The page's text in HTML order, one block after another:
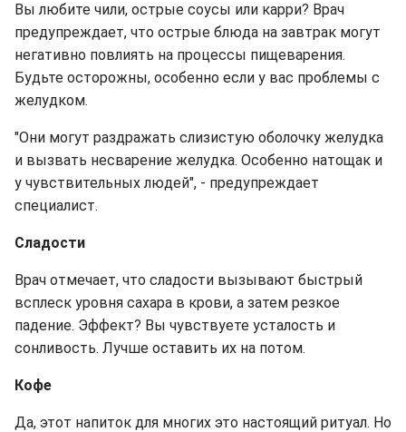
Вы любите чили, острые соусы или карри? Врач
предупреждает, что острые блюда на завтрак могут
негативно повлиять на процессы пищеварения.
Будьте осторожны, особенно если у вас проблемы с
желудком.
"Они могут раздражать слизистую оболочку желудка
и вызвать несварение желудка. Особенно натощак и
у чувствительных людей", - предупреждает
специалист.
Сладости
Врач отмечает, что сладости вызывают быстрый
всплеск уровня сахара в крови, а затем резкое
падение. Эффект? Вы чувствуете усталость и
сонливость. Лучше оставить их на потом.
Кофе
Да, этот напиток для многих это настоящий ритуал. Но